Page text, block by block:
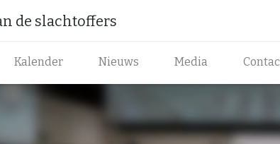
de slachtoffers
Kalender Nieuws Media